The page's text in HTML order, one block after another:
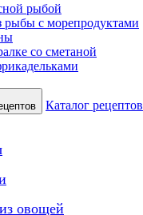
рыбой
с морепродуктами
со сметаной
Каталог рецептов
овощей